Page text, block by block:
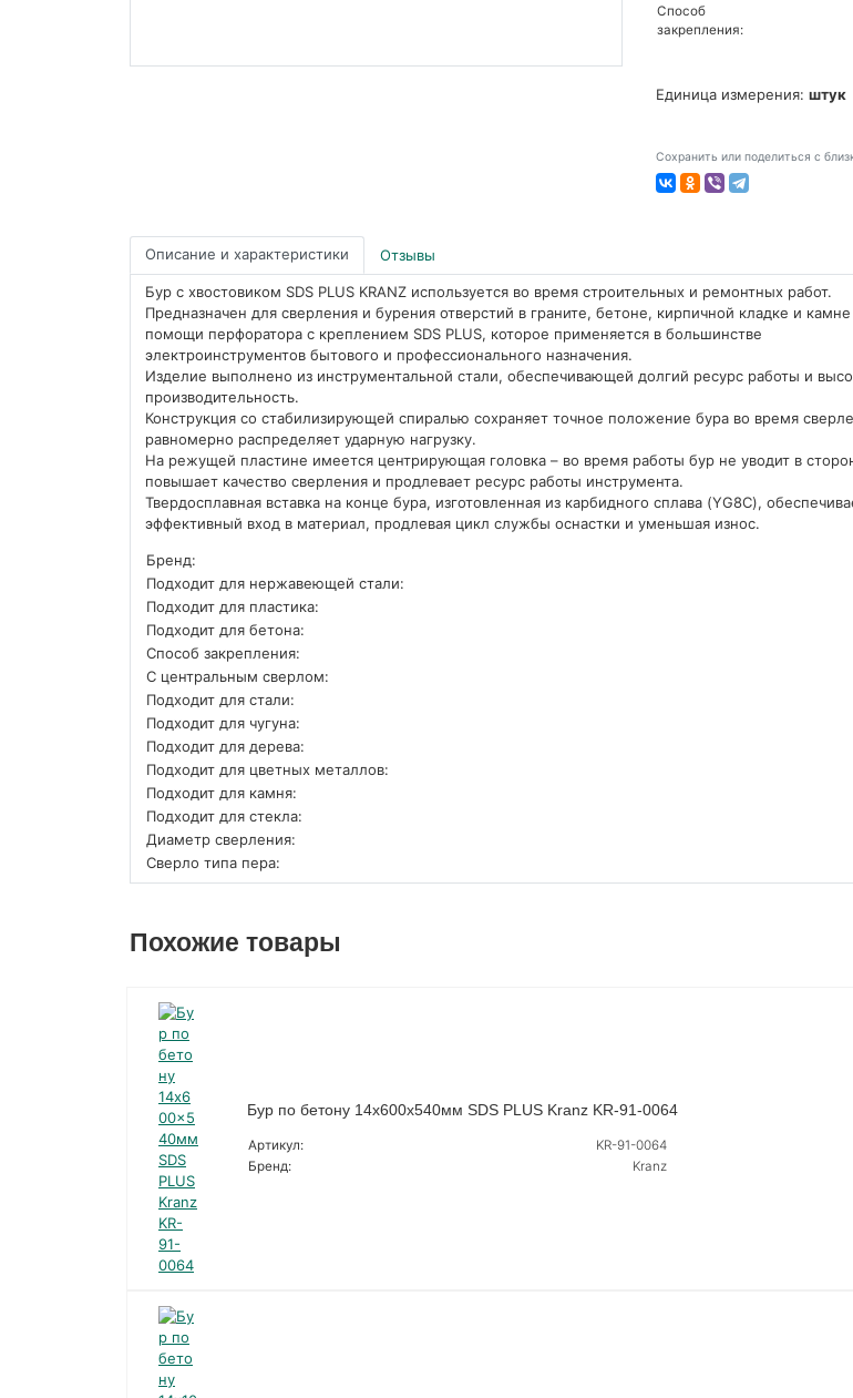
Способ
закрепления:
Единица измерения: штук
Сохранить или поделиться с
Описание и характеристики Отзывы
Бур с хвостовиком SDS PLUS KRANZ используется во время строительных и ремонтных работ.
Предназначен для сверления и бурения отверстий в граните, бетоне, кирпичной кладке и
помощи перфоратора с креплением SDS PLUS, которое применяется в большинстве
электроинструментов бытового и профессионального назначения.
Изделие выполнено из инструментальной стали, обеспечивающей долгий ресурс работы и
производительность.
Конструкция со стабилизирующей спиралью сохраняет точное положение бура во время
равномерно распределяет ударную нагрузку.
На режущей пластине имеется центрирующая головка – во время работы бур не уводит в
повышает качество сверления и продлевает ресурс работы инструмента.
Твердосплавная вставка на конце бура, изготовленная из карбидного сплава (YG8C),
эффективный вход в материал, продлевая цикл службы оснастки и уменьшая износ.
Бренд:
Подходит для нержавеющей стали:
Подходит для пластика:
Подходит для бетона:
Способ закрепления:
С центральным сверлом:
Подходит для стали:
Подходит для чугуна:
Подходит для дерева:
Подходит для цветных металлов:
Подходит для камня:
Подходит для стекла:
Диаметр сверления:
Сверло типа пера:
Похожие товары
Бур по бетону 14x600x540мм SDS PLUS Kranz KR-91-0064
Артикул:
KR-91-0064
Бренд:
Kranz